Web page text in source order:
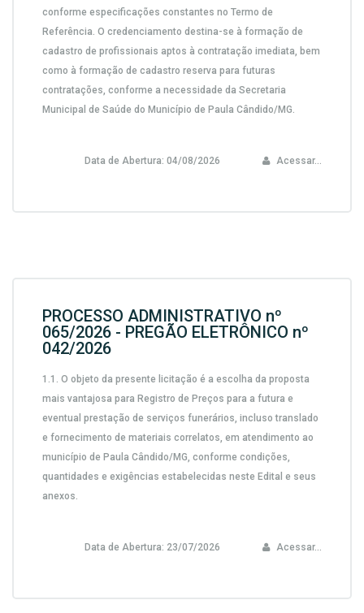
conforme especificações constantes no Termo de
Referência. O credenciamento destina-se à formação de
cadastro de profissionais aptos à contratação imediata, bem
como à formação de cadastro reserva para futuras
contratações, conforme a necessidade da Secretaria
Municipal de Saúde do Município de Paula Cândido/MG.
Data de Abertura: 04/08/2026 Acessar...
PROCESSO ADMINISTRATIVO nº
065/2026 - PREGÃO ELETRÔNICO nº
042/2026
1.1. O objeto da presente licitação é a escolha da proposta
mais vantajosa para Registro de Preços para a futura e
eventual prestação de serviços funerários, incluso translado
e fornecimento de materiais correlatos, em atendimento ao
município de Paula Cândido/MG, conforme condições,
quantidades e exigências estabelecidas neste Edital e seus
anexos.
Data de Abertura: 23/07/2026 Acessar...